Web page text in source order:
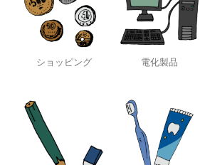
ショッピング 電化製品